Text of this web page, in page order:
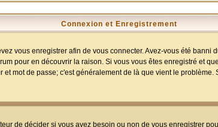
Connexion et Enregistrement
vous enregistrer afin de vous connecter. Avez-vous été banni
pour en découvrir la raison. Si vous vous êtes enregistré et
mot de passe; c'est généralement de là que vient le
de décider si vous avez besoin ou non de vous enregistrer